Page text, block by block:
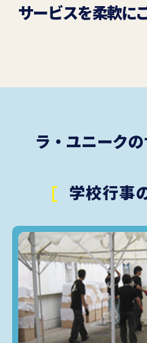
サービスを柔軟に
ラ・ユニーク
学校行事